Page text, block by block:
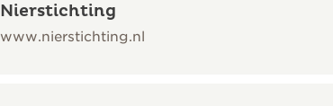
Nierstichting
www.nierstichting.nl